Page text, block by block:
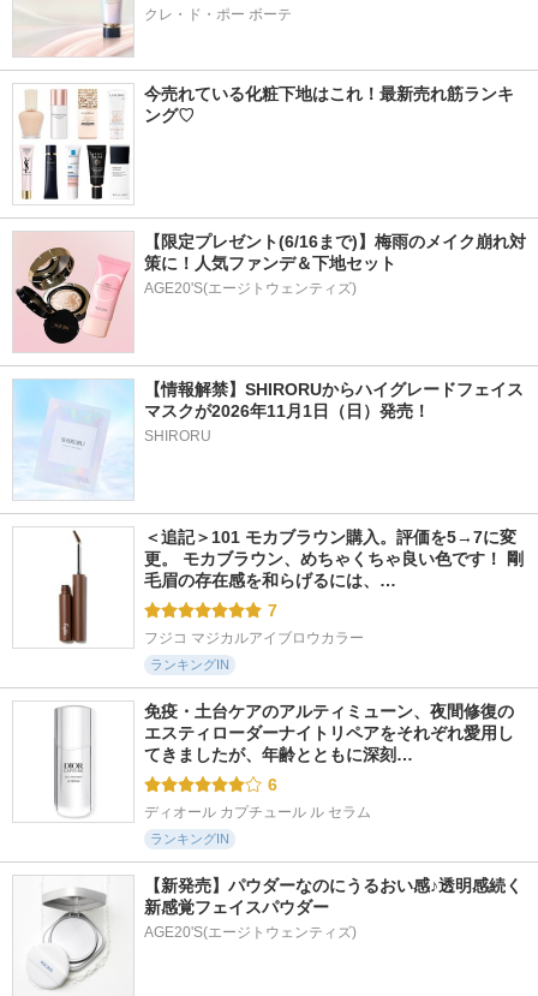
クレ・ド・ポー ボーテ
今売れている化粧下地はこれ！最新売れ筋ランキ
ング♡
【限定プレゼント(6/16まで)】梅雨のメイク崩れ対
策に！人気ファンデ＆下地セット
AGE20'S(エージトウェンティズ)
【情報解禁】SHIRORUからハイグレードフェイス
マスクが2026年11月1日（日）発売！
SHIRORU
＜追記＞101 モカブラウン購入。評価を5→7に変
更。 モカブラウン、めちゃくちゃ良い色です！ 剛
毛眉の存在感を和らげるには、…
7
フジコ マジカルアイブロウカラー
ランキングIN
免疫・土台ケアのアルティミューン、夜間修復の
エスティローダーナイトリペアをそれぞれ愛用し
てきましたが、年齢とともに深刻…
6
ディオール カプチュール ル セラム
ランキングIN
【新発売】パウダーなのにうるおい感♪透明感続く
新感覚フェイスパウダー
AGE20'S(エージトウェンティズ)